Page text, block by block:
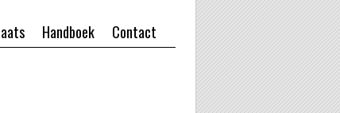
Contact
Handboek